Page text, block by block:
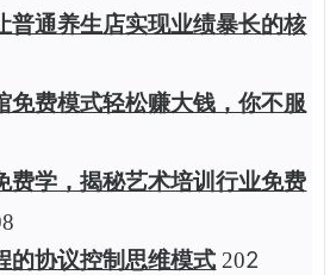
普通养生店实现业绩暴长的核
免费模式轻松赚大钱，你不服
费学，揭秘艺术培训行业免费
的协议控制思维模式 202